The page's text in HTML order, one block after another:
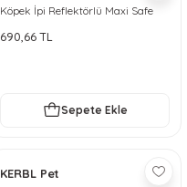
Köpek İpi Reflektörlü Maxi Safe
690,66 TL
Sepete Ekle
KERBL Pet